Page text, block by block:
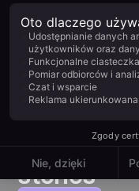
Example H2
Read
stories